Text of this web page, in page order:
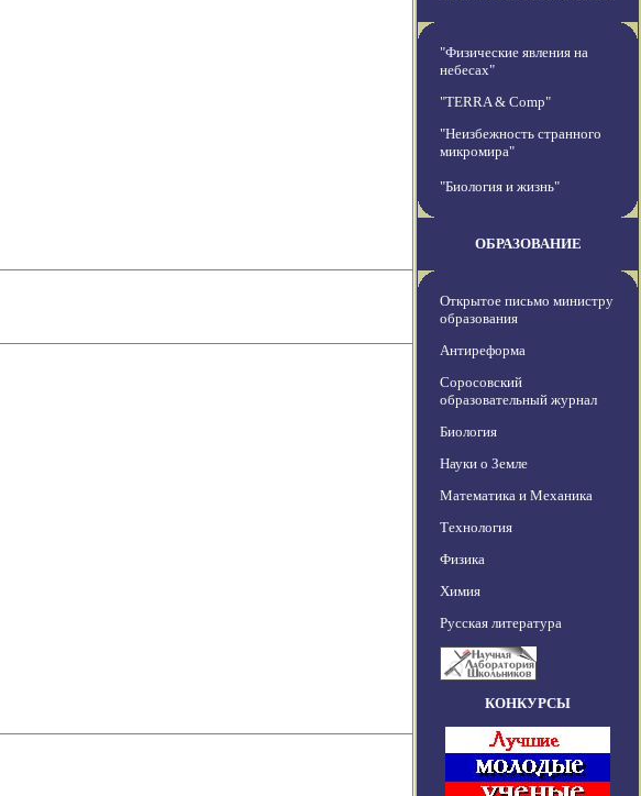
"Физические явления на
небесах"
"TERRA & Comp"
"Неизбежность странного
микромира"
"Биология и жизнь"
ОБРАЗОВАНИЕ
Открытое письмо министру
образования
Антиреформа
Соросовский
образовательный журнал
Биология
Науки о Земле
Математика и Механика
Технология
Физика
Химия
Русская литература
КОНКУРСЫ